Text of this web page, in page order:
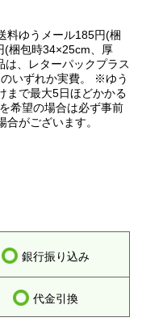
料ゆうメール185円(梱
(梱包時34×25cm、厚
、レターパックプラス
いずれか実費。 ※ゆう
まで最大5日ほどかかる
望の場合は必ず事前
がございます。
銀行振り込み
代金引換